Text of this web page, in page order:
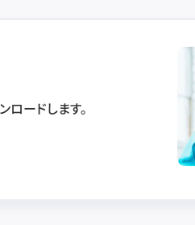
ロードします。